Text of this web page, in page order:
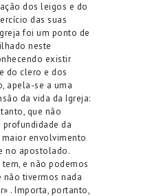
dos leigos e do
das suas
foi um ponto de
neste
existir
do clero e dos
apela-se a uma
da vida da Igreja:
que não
da
envolvimento
no apostolado.
e não podemos
não tivermos nada
. Importa, portanto,